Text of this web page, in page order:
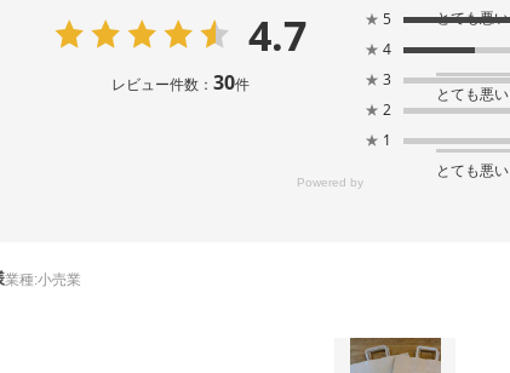
4.7
レビュー件数： 30件
★ 5
★ 4
★ 3
★ 2
★ 1
とても悪い
とても悪い
とても悪い
業種:小売業